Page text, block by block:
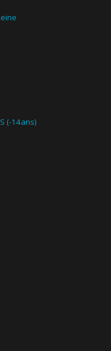
(-14ans)